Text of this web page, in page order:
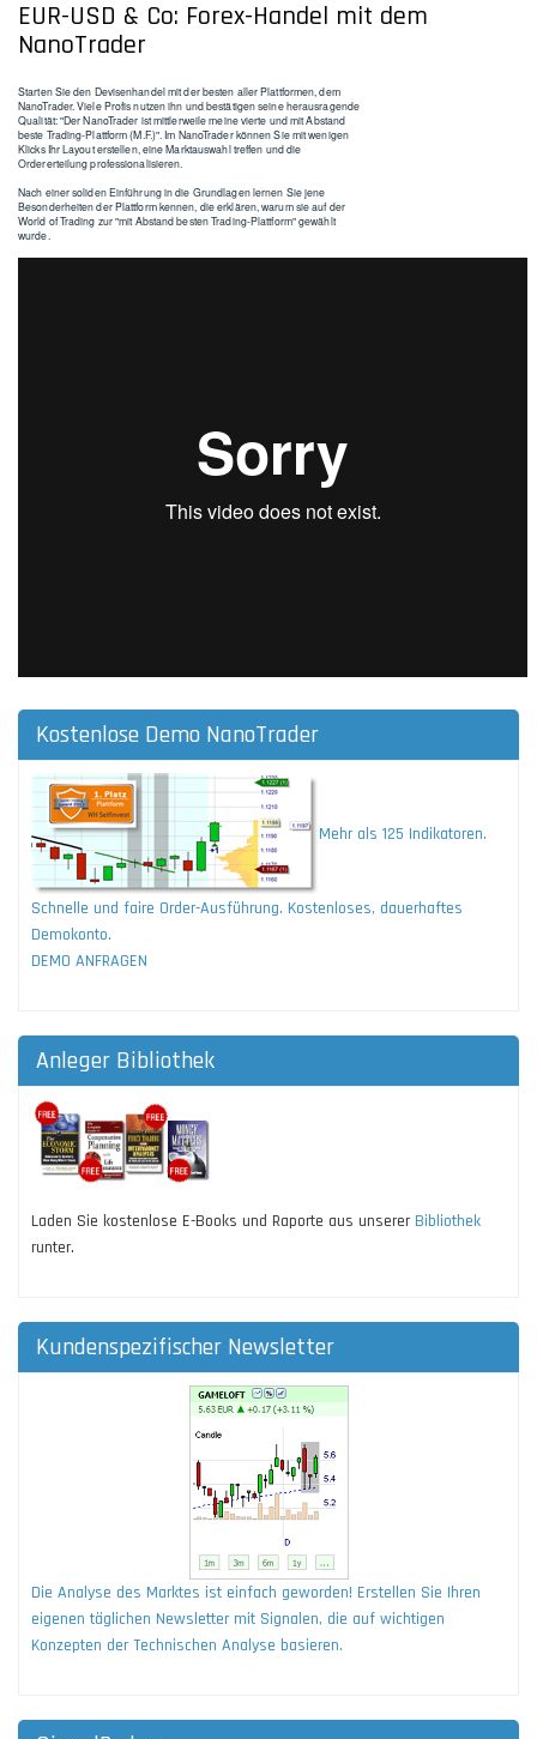
EUR-USD & Co: Forex-Handel mit dem
NanoTrader
Starten Sie den Devisenhandel mit der besten aller Plattformen, dem
NanoTrader. Viele Profis nutzen ihn und bestätigen seine herausragende
Qualität: "Der NanoTrader ist mittlerweile meine vierte und mit Abstand
beste Trading-Plattform (M.F.)". Im NanoTrader können Sie mit wenigen
Klicks Ihr Layout erstellen, eine Marktauswahl treffen und die
Ordererteilung professionalisieren.
Nach einer soliden Einführung in die Grundlagen lernen Sie jene
Besonderheiten der Plattform kennen, die erklären, warum sie auf der
World of Trading zur "mit Abstand besten Trading-Plattform" gewählt
wurde.
Kostenlose Demo NanoTrader
Mehr als 125 Indikatoren.
Schnelle und faire Order-Ausführung. Kostenloses, dauerhaftes
Demokonto.
DEMO ANFRAGEN
Anleger Bibliothek
Laden Sie kostenlose E-Books und Raporte aus unserer Bibliothek
runter.
Kundenspezifischer Newsletter
Die Analyse des Marktes ist einfach geworden! Erstellen Sie Ihren
eigenen täglichen Newsletter mit Signalen, die auf wichtigen
Konzepten der Technischen Analyse basieren.